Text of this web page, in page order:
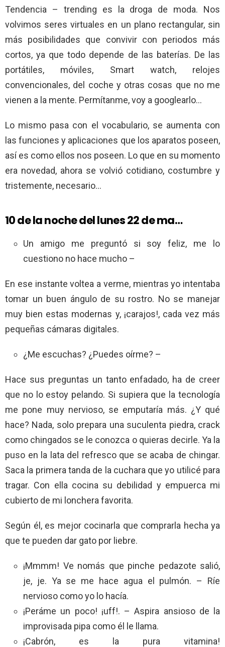
Tendencia – trending es la droga de moda. Nos
volvimos seres virtuales en un plano rectangular, sin
más posibilidades que convivir con periodos más
cortos, ya que todo depende de las baterías. De las
portátiles, móviles, Smart watch, relojes
convencionales, del coche y otras cosas que no me
vienen a la mente. Permítanme, voy a googlearlo…
Lo mismo pasa con el vocabulario, se aumenta con
las funciones y aplicaciones que los aparatos poseen,
así es como ellos nos poseen. Lo que en su momento
era novedad, ahora se volvió cotidiano, costumbre y
tristemente, necesario…
10 de la noche del lunes 22 de ma…
Un amigo me preguntó si soy feliz, me lo
cuestiono no hace mucho –
En ese instante voltea a verme, mientras yo intentaba
tomar un buen ángulo de su rostro. No se manejar
muy bien estas modernas y, ¡carajos!, cada vez más
pequeñas cámaras digitales.
¿Me escuchas? ¿Puedes oírme? –
Hace sus preguntas un tanto enfadado, ha de creer
que no lo estoy pelando. Si supiera que la tecnología
me pone muy nervioso, se emputaría más. ¿Y qué
hace? Nada, solo prepara una suculenta piedra, crack
como chingados se le conozca o quieras decirle. Ya la
puso en la lata del refresco que se acaba de chingar.
Saca la primera tanda de la cuchara que yo utilicé para
tragar. Con ella cocina su debilidad y empuerca mi
cubierto de mi lonchera favorita.
Según él, es mejor cocinarla que comprarla hecha ya
que te pueden dar gato por liebre.
¡Mmmm! Ve nomás que pinche pedazote salió,
je, je. Ya se me hace agua el pulmón. – Ríe
nervioso como yo lo hacía.
¡Peráme un poco! ¡uff!. – Aspira ansioso de la
improvisada pipa como él le llama.
¡Cabrón, es la pura vitamina!